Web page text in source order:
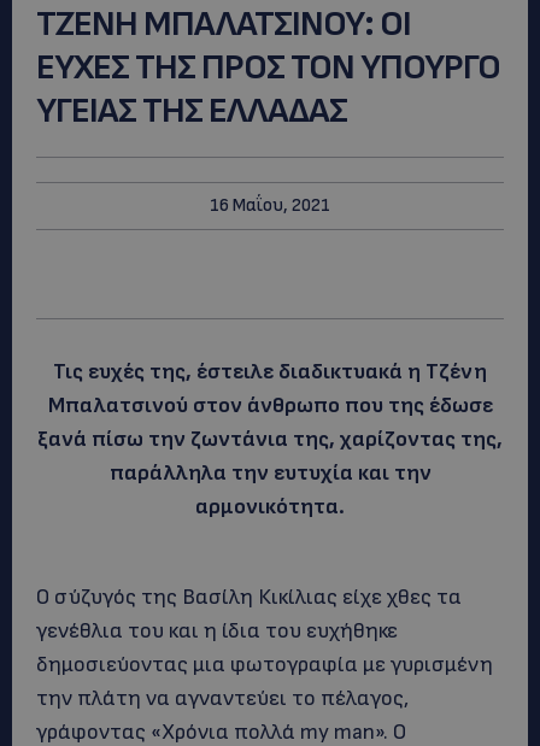
ΤΖΕΝΗ ΜΠΑΛΑΤΣΙΝΟΥ: ΟΙ
ΕΥΧΕΣ ΤΗΣ ΠΡΟΣ ΤΟΝ ΥΠΟΥΡΓΟ
ΥΓΕΙΑΣ ΤΗΣ ΕΛΛΑΔΑΣ
16 Μαΐου, 2021
Τις ευχές της, έστειλε διαδικτυακά η Τζένη
Μπαλατσινού στον άνθρωπο που της έδωσε
ξανά πίσω την ζωντάνια της, χαρίζοντας της,
παράλληλα την ευτυχία και την
αρμονικότητα.
Ο σύζυγός της Βασίλη Κικίλιας είχε χθες τα
γενέθλια του και η ίδια του ευχήθηκε
δημοσιεύοντας μια φωτογραφία με γυρισμένη
την πλάτη να αγναντεύει το πέλαγος,
γράφοντας «Χρόνια πολλά my man». Ο